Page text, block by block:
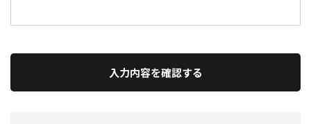
入力内容を確認する